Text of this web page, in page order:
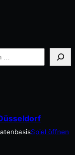
Spiel öffnen